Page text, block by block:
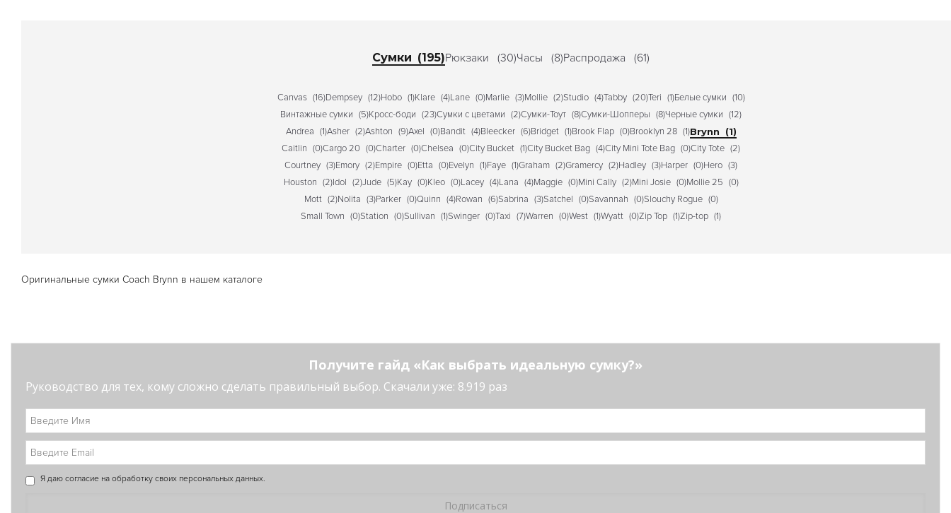
Сумки (195)Рюкзаки (30)Часы (8)Распродажа (61)
Canvas (16)Dempsey (12)Hobo (1)Klare (4)Lane (0)Marlie (3)Mollie (2)Studio (4)Tabby (20)Teri (1)Белые сумки (10)
Винтажные сумки (5)Кросс-боди (23)Сумки с цветами (2)Сумки-Тоут (8)Сумки-Шопперы (8)Черные сумки (12)
Andrea (1)Asher (2)Ashton (9)Axel (0)Bandit (4)Bleecker (6)Bridget (1)Brook Flap (0)Brooklyn 28 (1)Brynn
(1)
Caitlin (0)Cargo 20 (0)Charter (0)Chelsea (0)City Bucket (1)City Bucket Bag (4)City Mini Tote Bag (0)City Tote (2)
Courtney (3)Emory (2)Empire (0)Etta (0)Evelyn (1)Faye (1)Graham (2)Gramercy (2)Hadley (3)Harper (0)Hero (3)
Houston (2)Idol (2)Jude (5)Kay (0)Kleo (0)Lacey (4)Lana (4)Maggie (0)Mini Cally (2)Mini Josie (0)Mollie 25 (0)
Mott (2)Nolita (3)Parker (0)Quinn (4)Rowan (6)Sabrina (3)Satchel (0)Savannah (0)Slouchy Rogue (0)
Small Town (0)Station (0)Sullivan (1)Swinger (0)Taxi (7)Warren (0)West (1)Wyatt (0)Zip Top (1)Zip-top (1)
Оригинальные сумки Coach Brynn в нашем каталоге
Получите гайд «Как выбрать идеальную сумку?»
Руководство для тех, кому сложно сделать правильный выбор. Скачали уже: 8.919 раз
Я даю согласие на обработку своих персональных данных.